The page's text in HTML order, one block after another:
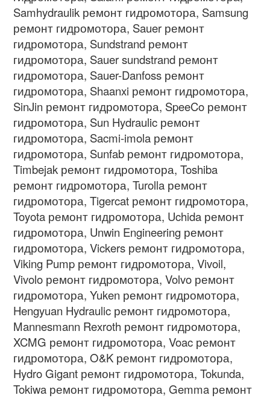
Samhydraulik ремонт гидромотора, Samsung
ремонт гидромотора, Sauer ремонт
гидромотора, Sundstrand ремонт
гидромотора, Sauer sundstrand ремонт
гидромотора, Sauer-Danfoss ремонт
гидромотора, Shaanxi ремонт гидромотора,
SinJin ремонт гидромотора, SpeeCo ремонт
гидромотора, Sun Hydraulic ремонт
гидромотора, Sacmi-imola ремонт
гидромотора, Sunfab ремонт гидромотора,
Timbejak ремонт гидромотора, Toshiba
ремонт гидромотора, Turolla ремонт
гидромотора, Tigercat ремонт гидромотора,
Toyota ремонт гидромотора, Uchida ремонт
гидромотора, Unwin Engineering ремонт
гидромотора, Vickers ремонт гидромотора,
Viking Pump ремонт гидромотора, Vivoil,
Vivolo ремонт гидромотора, Volvo ремонт
гидромотора, Yuken ремонт гидромотора,
Hengyuan Hydraulic ремонт гидромотора,
Mannesmann Rexroth ремонт гидромотора,
XCMG ремонт гидромотора, Voac ремонт
гидромотора, O&K ремонт гидромотора,
Hydro Gigant ремонт гидромотора, Tokunda,
Tokiwa ремонт гидромотора, Gemma ремонт